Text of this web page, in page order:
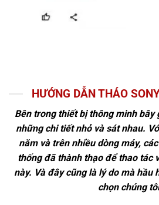
HƯỚNG DẪN THÁO
Bên trong thiết bị thông minh bây
những chi tiết nhỏ và sát nhau.
năm và trên nhiều dòng máy,
thống đã thành thạo để thao tác
này. Và đây cũng là lý do mà hầu
chọn chúng